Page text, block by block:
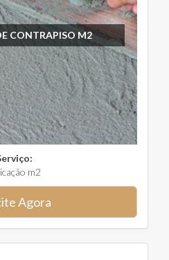
CONTRAPISO M2
m2
Agora